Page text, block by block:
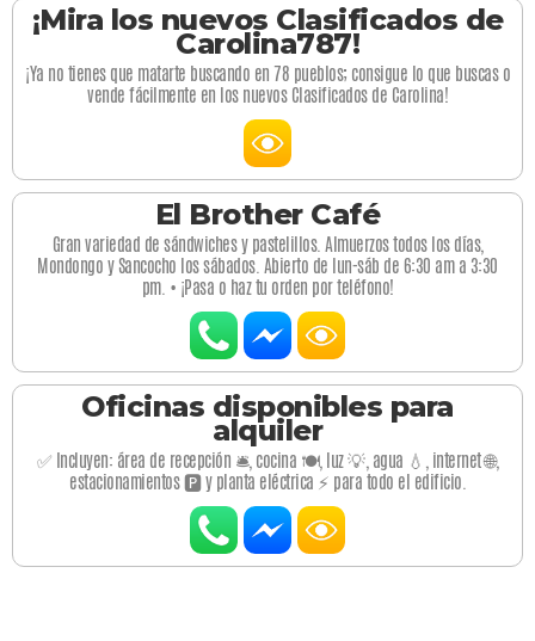
¡Mira los nuevos Clasificados de
Carolina787!
¡Ya no tienes que matarte buscando en 78 pueblos; consigue lo que buscas o
vende fácilmente en los nuevos Clasificados de Carolina!
El Brother Café
Gran variedad de sándwiches y pastelillos. Almuerzos todos los días,
Mondongo y Sancocho los sábados. Abierto de lun-sáb de 6:30 am a 3:30
pm. • ¡Pasa o haz tu orden por teléfono!
Oficinas disponibles para
alquiler
✅ Incluyen: área de recepción 🛎️, cocina 🍽️, luz 💡, agua 💧, internet 🌐,
estacionamientos 🅿️ y planta eléctrica ⚡ para todo el edificio.